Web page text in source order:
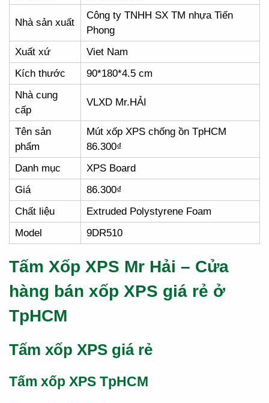
Nhà sản xuất
Công ty TNHH SX TM nhựa Tiến
Phong
Xuất xứ
Viet Nam
Kích thước
90*180*4.5 cm
Nhà cung
cấp
VLXD Mr.HẢI
Tên sản
phẩm
Mút xốp XPS chống ồn TpHCM
86.300₫
Danh mục
XPS Board
Giá
86.300₫
Chất liệu
Extruded Polystyrene Foam
Model
9DR510
Tấm Xốp XPS Mr Hải – Cửa
hàng bán xốp XPS giá rẻ ở
TpHCM
Tấm xốp XPS giá rẻ
Tấm xốp XPS TpHCM